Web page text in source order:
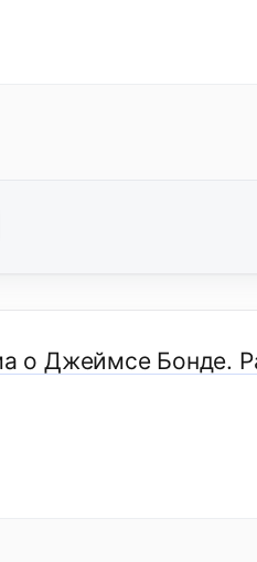
о Джеймсе Бонде.